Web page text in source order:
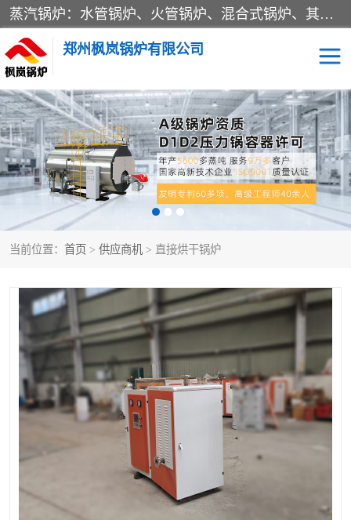
蒸汽锅炉：水管锅炉、火管锅炉、混合式锅炉、其他蒸汽锅炉； 热水锅炉：家用型集中供暖用热水锅炉、其他热水锅炉； 有机热载体锅炉； 船用蒸汽锅炉； （锅炉用辅助设备及装置）蒸汽冷凝器：表面冷凝器、混合式冷凝器、空冷式冷凝器、其他蒸汽冷凝器； 锅炉用辅助设备：节热器、蒸汽收集器、蓄能器、烟垢清除器、气体回收器、泥渣刮除器、空气预热器、其他锅炉用辅助设备；
郑州枫岚锅炉有限公司
当前位置： 首页 > 供应商机 > 直接烘干锅炉